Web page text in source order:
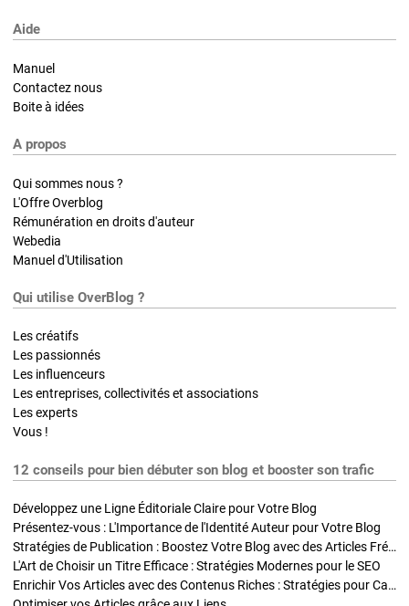
Aide
Manuel
Contactez nous
Boite à idées
A propos
Qui sommes nous ?
L'Offre Overblog
Rémunération en droits d'auteur
Webedia
Manuel d'Utilisation
Qui utilise OverBlog ?
Les créatifs
Les passionnés
Les influenceurs
Les entreprises, collectivités et associations
Les experts
Vous !
12 conseils pour bien débuter son blog et booster son trafic
Développez une Ligne Éditoriale Claire pour Votre Blog
Présentez-vous : L'Importance de l'Identité Auteur pour Votre Blog
Stratégies de Publication : Boostez Votre Blog avec des Articles Fréquents et Exclusifs
L'Art de Choisir un Titre Efficace : Stratégies Modernes pour le SEO
Enrichir Vos Articles avec des Contenus Riches : Stratégies pour Captiver et Optimiser